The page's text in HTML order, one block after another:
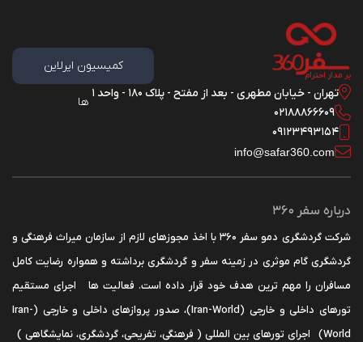
بر مدار احترام
کمیسیون ایرلاین
ها
تهران - خیابان مطهری - بعد از مفتح - پلاک 180 - واحد 1
02188866609
09123493154
info@safar360.com
درباره سفر 360
شرکت گردشگری دمو سفر 360 با اخذ مجوزهای لازم از سازمان میراث فرهنگی و
گردشگری گام موثری در زمینه سفر و گردشگری برداشته و همواره رضایت کامل
مسافران را مهم ترین هدف خود قرار داده است. فعالیت ها اجرای مستقیم
تورهای داخلی و خارجی (Iran-World)، صدور پروازهای داخلی و خارجی (Iran-